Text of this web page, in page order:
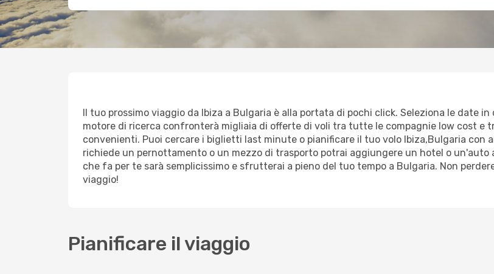
Il tuo prossimo viaggio da Ibiza a Bulgaria è alla portata di pochi click. Seleziona le date
motore di ricerca confronterà migliaia di offerte di voli tra tutte le compagnie low cost e
convenienti. Puoi cercare i biglietti last minute o pianificare il tuo volo Ibiza,Bulgaria con
richiede un pernottamento o un mezzo di trasporto potrai aggiungere un hotel o un'auto
che fa per te sarà semplicissimo e sfrutterai a pieno del tuo tempo a Bulgaria. Non
viaggio!
Pianificare il viaggio